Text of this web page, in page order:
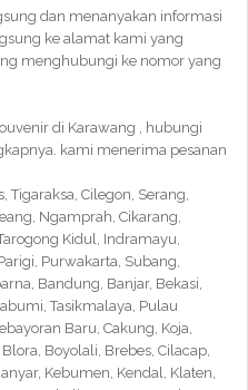
dan menanyakan informasi
ke alamat kami yang
menghubungi ke nomor yang
di Karawang , hubungi
kami menerima pesanan
Tigaraksa, Cilegon, Serang,
Ngamprah, Cikarang,
Kidul, Indramayu,
Purwakarta, Subang,
Bandung, Banjar, Bekasi,
Tasikmalaya, Pulau
Baru, Cakung, Koja,
Boyolali, Brebes, Cilacap,
Kebumen, Kendal, Klaten,